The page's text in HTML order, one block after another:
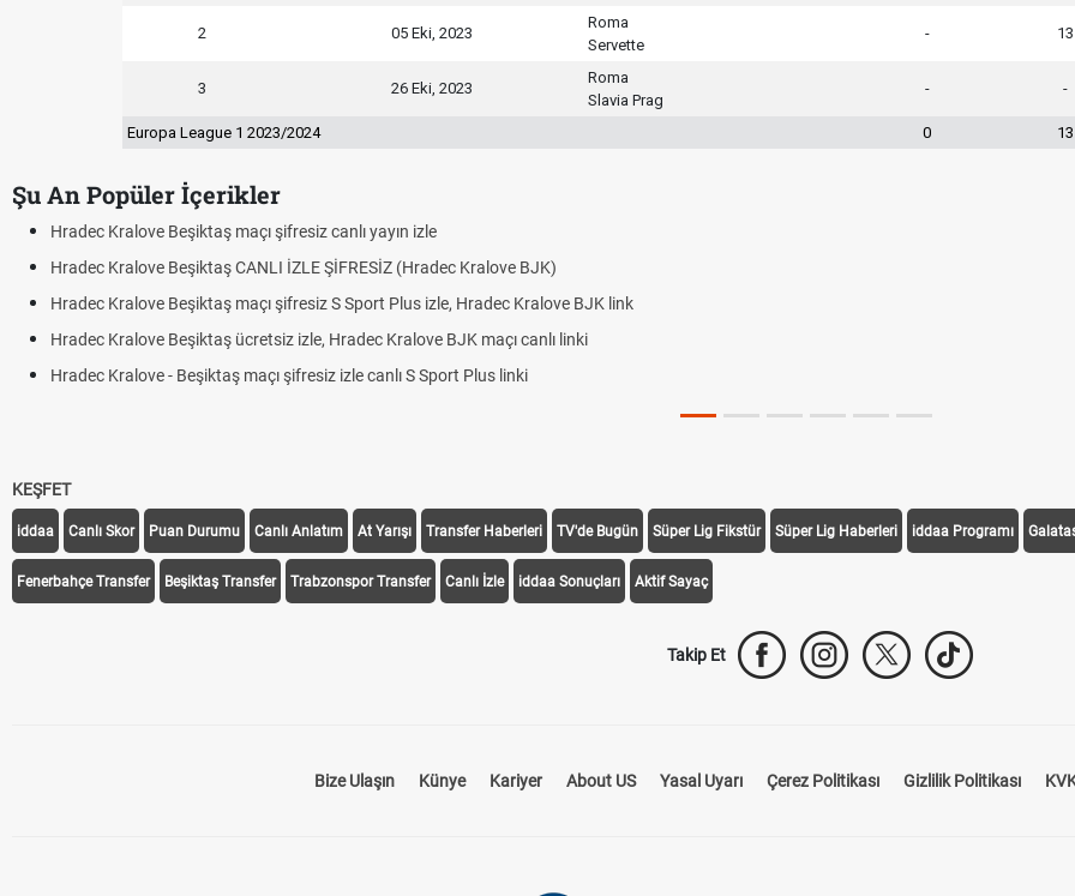
2 05 Eki, 2023
Roma
Servette
- 13
3 26 Eki, 2023
Roma
Slavia Prag
- -
Europa League 1 2023/2024 0 13
Şu An Popüler İçerikler
Hradec Kralove Beşiktaş maçı şifresiz canlı yayın izle
Hradec Kralove Beşiktaş CANLI İZLE ŞİFRESİZ (Hradec Kralove BJK)
Hradec Kralove Beşiktaş maçı şifresiz S Sport Plus izle, Hradec Kralove BJK link
Hradec Kralove Beşiktaş ücretsiz izle, Hradec Kralove BJK maçı canlı linki
Hradec Kralove - Beşiktaş maçı şifresiz izle canlı S Sport Plus linki
KEŞFET
iddaa Canlı Skor Puan Durumu Canlı Anlatım At Yarışı Transfer Haberleri TV'de Bugün Süper Lig Fikstür Süper Lig Haberleri iddaa Programı
Fenerbahçe Transfer Beşiktaş Transfer Trabzonspor Transfer Canlı İzle iddaa Sonuçları Aktif Sayaç
Takip Et
Bize Ulaşın Künye Kariyer About US Yasal Uyarı Çerez Politikası Gizlilik Politikası